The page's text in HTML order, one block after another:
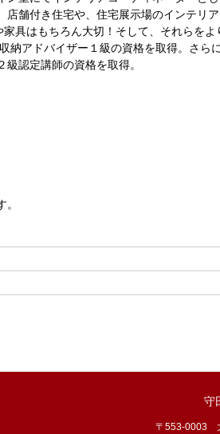
店舗付き住宅や、住宅展示場のインテリ
家具はもちろん大切！そして、それらを
納アドバイザー１級の資格を取得。さら
認定講師の資格を取得。
守
〒553-0003